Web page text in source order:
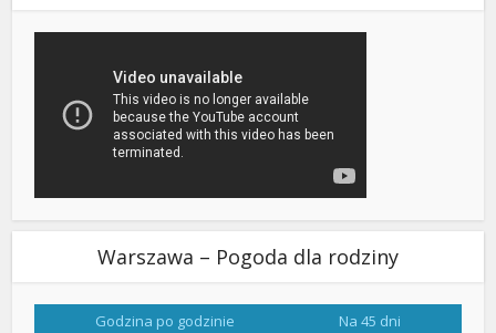
Warszawa – Pogoda dla rodziny
Godzina po godzinie Na 45 dni